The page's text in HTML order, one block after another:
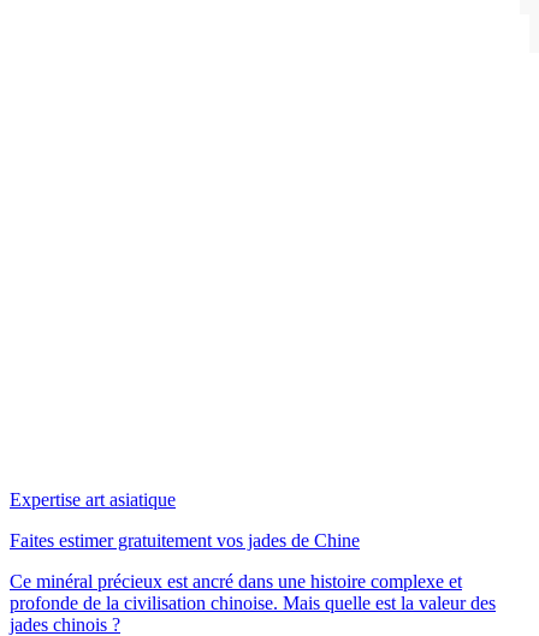
Expertise art asiatique
Faites estimer gratuitement vos jades de Chine
Ce minéral précieux est ancré dans une histoire complexe et
profonde de la civilisation chinoise. Mais quelle est la valeur des
jades chinois ?